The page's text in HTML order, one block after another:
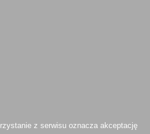
z serwisu oznacza akceptację